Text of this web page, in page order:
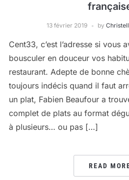
13 février 2019 by
Cent33, c’est l’adresse si vous
bousculer en douceur vos
restaurant. Adepte de bonne
toujours indécis quand il faut
un plat, Fabien Beaufour a
complet de plats au format
à plusieurs… ou pas […]
READ